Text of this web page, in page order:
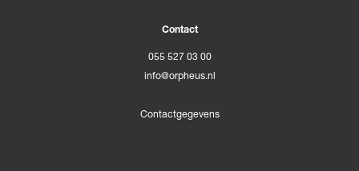
Contact
055 527 03 00
info@orpheus.nl
Contactgegevens